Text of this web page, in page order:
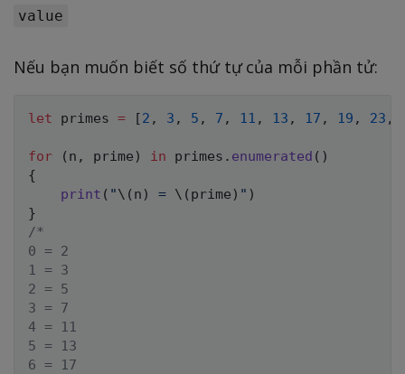
value
Nếu bạn muốn biết số thứ tự của mỗi phần tử:
let primes = [2 , 3 , 5 , 7 , 11 , 13 , 17 , 19 , 23 ,
for ( n , prime ) in primes . enumerated ( )
{
print ( "\( n ) = \( prime ) " )
}
/*
0 = 2
1 = 3
2 = 5
3 = 7
4 = 11
5 = 13
6 = 17